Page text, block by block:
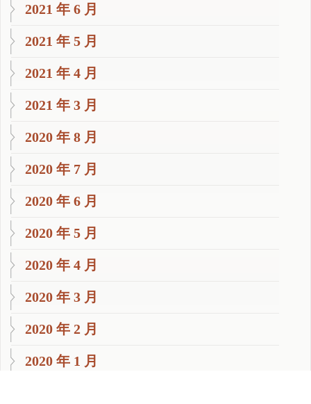
2021 年 6 月
2021 年 5 月
2021 年 4 月
2021 年 3 月
2020 年 8 月
2020 年 7 月
2020 年 6 月
2020 年 5 月
2020 年 4 月
2020 年 3 月
2020 年 2 月
2020 年 1 月